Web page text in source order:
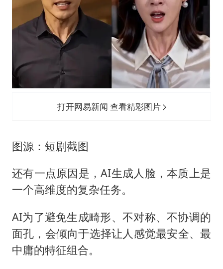
打开网易新闻 查看精彩图片
图源：短剧截图
还有一点原因是，AI生成人脸，本质上是
一个高维度的复杂任务。
AI为了避免生成畸形、不对称、不协调的
面孔，会倾向于选择让人感觉最安全、最
中庸的特征组合。